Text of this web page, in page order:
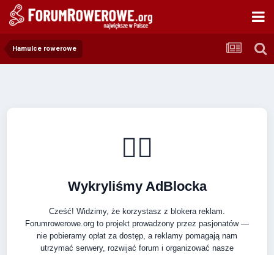
Hamulce rowerowe
🚴‍♂️
Wykryliśmy AdBlocka
Cześć! Widzimy, że korzystasz z blokera reklam.
Forumrowerowe.org to projekt prowadzony przez pasjonatów —
nie pobieramy opłat za dostęp, a reklamy pomagają nam
utrzymać serwery, rozwijać forum i organizować nasze